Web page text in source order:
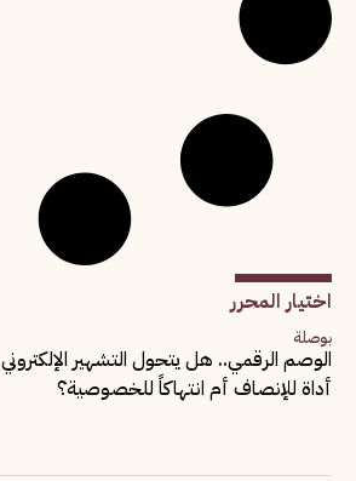
اختيار المحرر
بوصلة
الوصم الرقمي.. هل يتحول التشهير الإلكتروني
أداة للإنصاف أم انتهاكاً للخصوصية؟